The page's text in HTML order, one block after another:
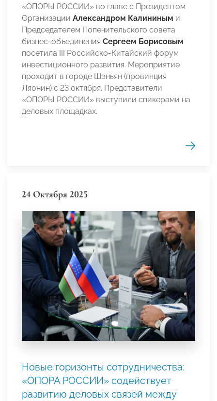
«ОПОРЫ РОССИИ» во главе с Президентом
Организации Александром Калининым и
Председателем Попечительского совета
бизнес-объединения Сергеем Борисовым
посетила III Российско-Китайский форум
инвестиционного развития. Мероприятие
проходит в городе Шэньян (провинция
Ляонин) с 23 октября. Представители
«ОПОРЫ РОССИИ» выступили спикерами на
деловых площадках.
24 Октября 2025
Новые горизонты сотрудничества:
«ОПОРА РОССИИ» содействует
развитию деловых связей между